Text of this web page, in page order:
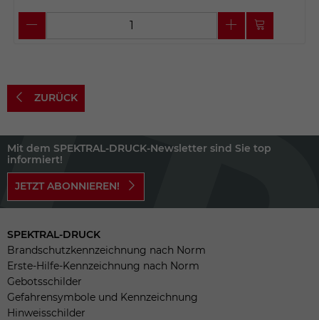
ZURÜCK
Mit dem SPEKTRAL-DRUCK-Newsletter sind Sie top
informiert!
JETZT ABONNIEREN!
SPEKTRAL-DRUCK
Brandschutzkennzeichnung nach Norm
Erste-Hilfe-Kennzeichnung nach Norm
Gebotsschilder
Gefahrensymbole und Kennzeichnung
Hinweisschilder